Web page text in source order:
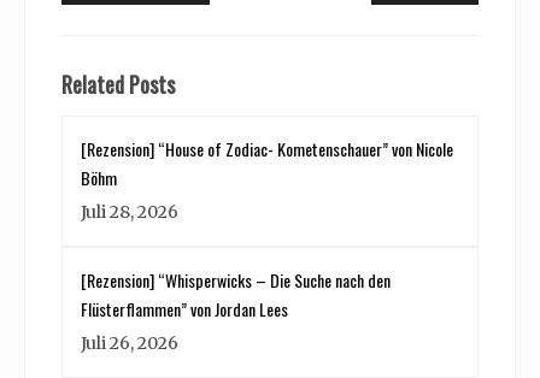
Related Posts
[Rezension] “House of Zodiac- Kometenschauer” von Nicole
Böhm
Juli 28, 2026
[Rezension] “Whisperwicks – Die Suche nach den
Flüsterflammen” von Jordan Lees
Juli 26, 2026